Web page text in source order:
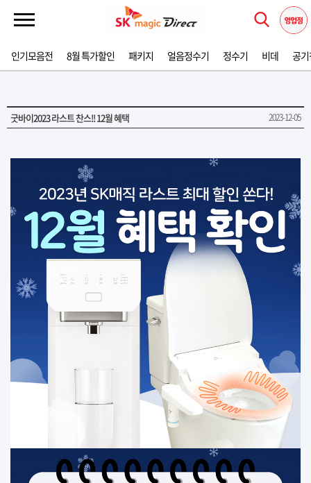
인기모음전 8월 특가할인 패키지 얼음정수기 정수기 비데 공
굿바이2023 라스트 찬스!! 12월 혜택 2023-12-05